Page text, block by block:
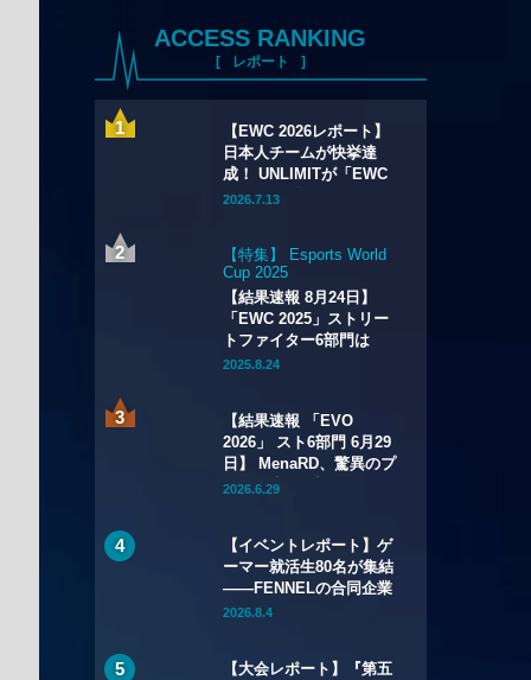
ACCESS RANKING
レポート
【EWC 2026レポート】
日本人チームが快挙達
成！ UNLIMITが「EWC
2026」の『Apex
2026.7.13
【特集】 Esports World
Cup 2025
【結果速報 8月24日】
「EWC 2025」ストリー
トファイター6部門は
Xiaohaiが2連覇！
2025.8.24
【結果速報 「EVO
2026」 スト6部門 6月29
日】 MenaRD、驚異のプ
レミア大会2連覇！
権獲得と大健闘！
2026.6.29
【イベントレポート】ゲ
ーマー就活生80名が集結
——FENNELの合同企業
説明会「GCEXPO 2026
2026.8.4
【大会レポート】『第五